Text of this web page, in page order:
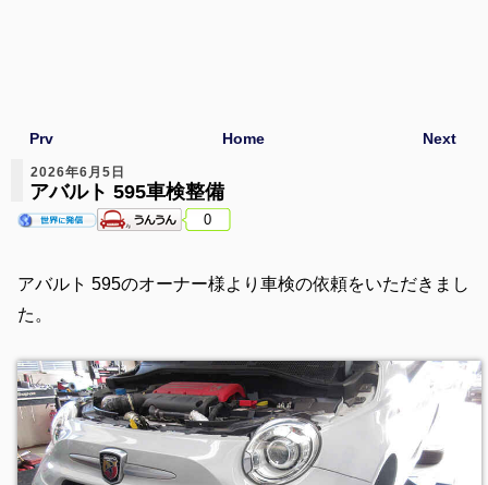
Next
Prv Home
2026年6月5日
アバルト 595車検整備
0
アバルト 595のオーナー様より車検の依頼をいただきまし
た。